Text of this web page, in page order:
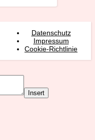
Datenschutz
Impressum
Cookie-Richtlinie
Insert